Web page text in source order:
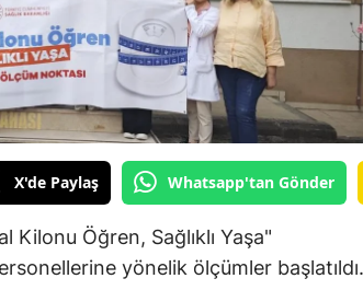
X'de Paylaş Whatsapp'tan Gönder
Kilonu Öğren, Sağlıklı Yaşa"
yönelik ölçümler başlatıldı.